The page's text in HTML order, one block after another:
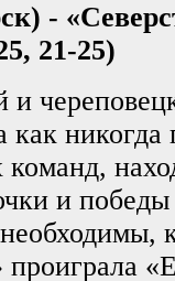
-
21-25)
и
как
и
проиграла